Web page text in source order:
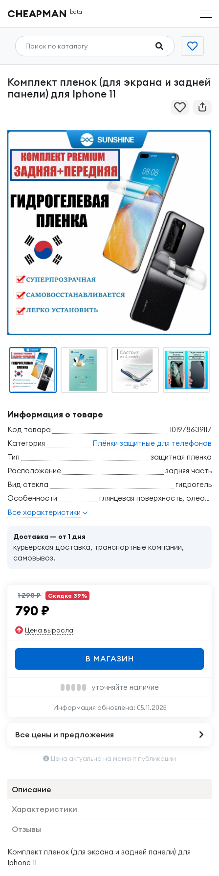
CHEAPMAN beta
Комплект пленок (для экрана и задней
панели) для Iphone 11
Информация о товаре
Код товара
101978639117
Категория
Плёнки защитные для телефонов
Тип
защитная пленка
Расположение
задняя часть
Вид стекла
гидрогель
Особенности
глянцевая поверхность, олеофобное покрытие, прозрачность
Все характеристики
Доставка — от 1 дня
курьерская доставка, транспортные компании,
самовывоз.
1 290 ₽ Скидка 39%
790 ₽
Цена выросла
В МАГАЗИН
уточняйте наличие
Информация обновлена: 05.11.2025
Все цены и предложения
Цена актуальна на момент публикации
Описание
Характеристики
Отзывы
Комплект пленок (для экрана и задней панели) для
Iphone 11